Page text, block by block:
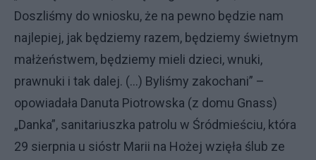
Doszliśmy do wniosku, że na pewno będzie nam
najlepiej, jak będziemy razem, będziemy świetnym
małżeństwem, będziemy mieli dzieci, wnuki,
prawnuki i tak dalej. (…) Byliśmy zakochani” –
opowiadała Danuta Piotrowska (z domu Gnass)
„Danka”, sanitariuszka patrolu w Śródmieściu, która
29 sierpnia u sióstr Marii na Hożej wzięła ślub ze